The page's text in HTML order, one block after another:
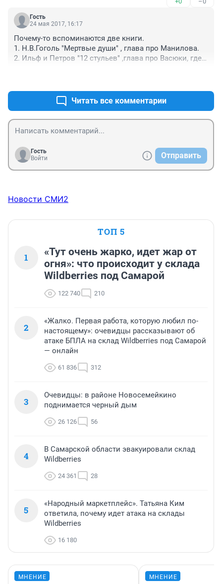
Гость
24 мая 2017, 16:17
Почему-то вспоминаются две книги.
1. Н.В.Гоголь "Мертвые души" , глава про Манилова.
2. Ильф и Петров "12 стульев" ,глава про Васюки, где
Читать все комментарии
Гость
Войти
Отправить
Новости СМИ2
ТОП 5
1
«Тут очень жарко, идет жар от
огня»: что происходит у склада
Wildberries под Самарой
122 740 210
2
«Жалко. Первая работа, которую любил по-
настоящему»: очевидцы рассказывают об
атаке БПЛА на склад Wildberries под Самарой
— онлайн
61 836 312
3
Очевидцы: в районе Новосемейкино
поднимается черный дым
26 126 56
4
В Самарской области эвакуировали склад
Wildberries
24 361 28
5
«Народный маркетплейс». Татьяна Ким
ответила, почему идет атака на склады
Wildberries
16 180
МНЕНИЕ МНЕНИЕ